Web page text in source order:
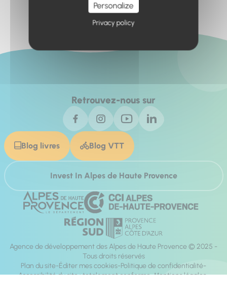
Retrouvez-nous sur
Blog livres Blog VTT
Invest In Alpes de Haute Provence
Agence de développement des Alpes de Haute Provence © 2025 -
Tous droits réservés
Plan du site Éditer mes cookies Politique de confidentialité
Accessibilité du site : totalement conforme Mentions légales
Personalize
Privacy policy